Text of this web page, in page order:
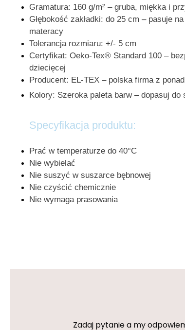
Gramatura: 160 g/m² – gruba, miękka i
Głębokość zakładki: do 25 cm – pasuje
materacy
Tolerancja rozmiaru: +/- 5 cm
Certyfikat: Oeko-Tex® Standard 100 –
dziecięcej
Producent: EL-TEX – polska firma z
Kolory: Szeroka paleta barw – dopasuj do
Specyfikacja produktu:
Prać w temperaturze do 40°C
Nie wybielać
Nie suszyć w suszarce bębnowej
Nie czyścić chemicznie
Nie wymaga prasowania
Zadaj pytanie a my